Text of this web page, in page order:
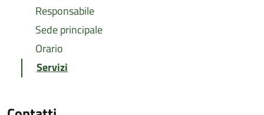
Responsabile
Sede principale
Orario
Servizi